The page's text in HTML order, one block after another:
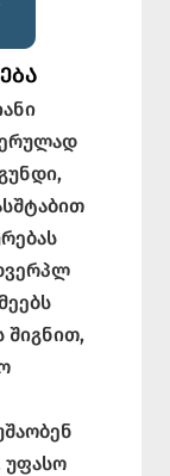
შიგნით,
უფასო